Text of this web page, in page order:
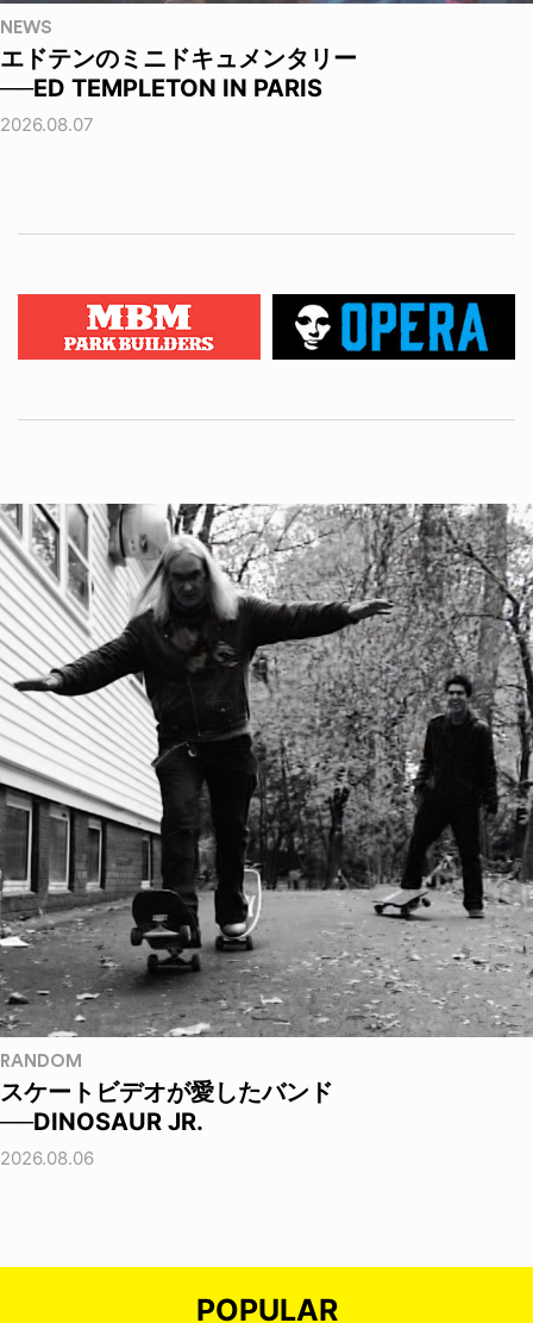
NEWS
エドテンのミニドキュメンタリー
──ED TEMPLETON IN PARIS
2026.08.07
RANDOM
スケートビデオが愛したバンド
──DINOSAUR JR.
2026.08.06
POPULAR